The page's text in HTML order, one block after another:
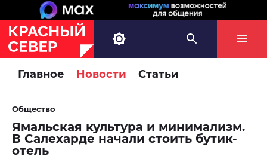
Главное Новости Статьи
Общество
Ямальская культура и минимализм.
В Салехарде начали стоить бутик-
отель